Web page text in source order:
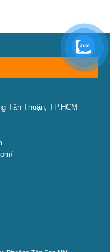
Tân Thuận, TP.HCM